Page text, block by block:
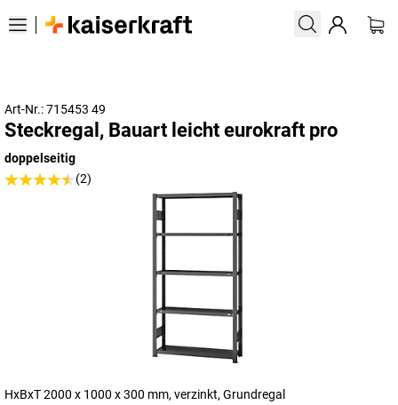
Art-Nr.: 715453 49
Steckregal, Bauart leicht eurokraft pro
doppelseitig
(2)
HxBxT 2000 x 1000 x 300 mm, verzinkt, Grundregal